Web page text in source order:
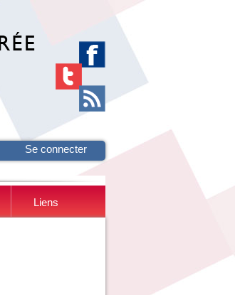
Se connecter
Liens